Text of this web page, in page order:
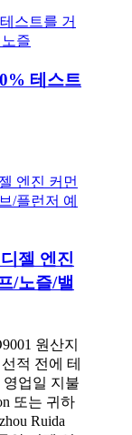
테스트
젤 엔진
/노즐/밸
원산지
적 전에 테
영업일 지불
또는 귀하
Ruida